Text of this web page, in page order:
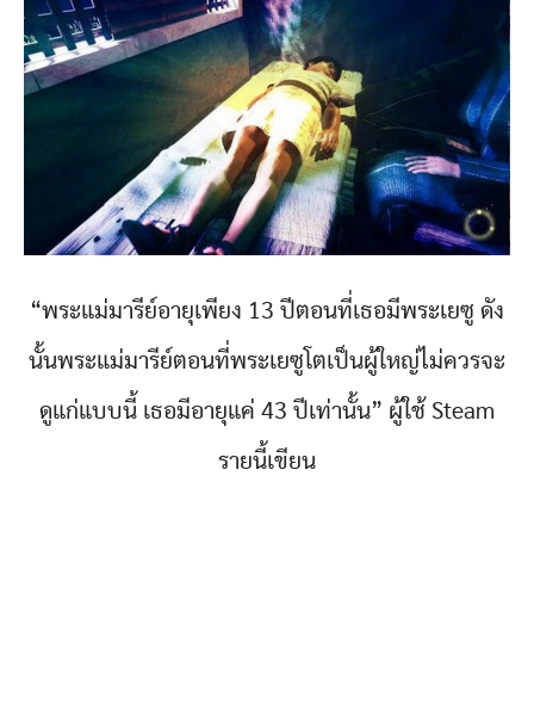
“พระแม่มารีย์อายุเพียง 13 ปีตอนที่เธอมีพระเยซู ดัง
นั้นพระแม่มารีย์ตอนที่พระเยซูโตเป็นผู้ใหญ่ไม่ควรจะ
ดูแก่แบบนี้ เธอมีอายุแค่ 43 ปีเท่านั้น” ผู้ใช้ Steam
รายนี้เขียน